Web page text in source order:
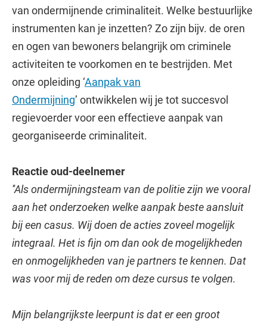
van ondermijnende criminaliteit. Welke bestuurlijke
instrumenten kan je inzetten? Zo zijn bijv. de oren
en ogen van bewoners belangrijk om criminele
activiteiten te voorkomen en te bestrijden. Met
onze opleiding ‘Aanpak van
Ondermijning’ ontwikkelen wij je tot succesvol
regievoerder voor een effectieve aanpak van
georganiseerde criminaliteit.
Reactie oud-deelnemer
''Als ondermijningsteam van de politie zijn we vooral
aan het onderzoeken welke aanpak beste aansluit
bij een casus. Wij doen de acties zoveel mogelijk
integraal. Het is fijn om dan ook de mogelijkheden
en onmogelijkheden van je partners te kennen. Dat
was voor mij de reden om deze cursus te volgen.
Mijn belangrijkste leerpunt is dat er een groot